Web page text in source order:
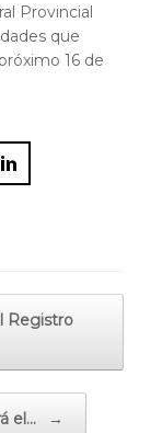
Provincial
que
16 de
Registro
el… →